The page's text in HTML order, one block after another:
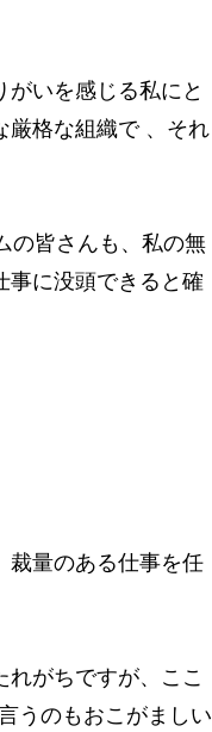
いを感じる私にと
厳格な組織で 、それ
の皆さんも、私の無
に没頭できると確
裁量のある仕事を任
がちですが、ここ
うのもおこがましい